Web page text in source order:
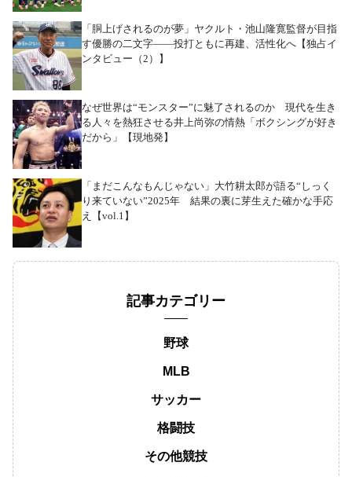
「胴上げされるのが夢」ヤクルト・池山隆寛監督が目指
す優勝の二文字――投打ともに再建、活性化へ【独占イ
ンタビュー（2）】
なぜ世界は“モンスター”に魅了されるのか 現代を生き
る人々を熱狂させる井上尚弥の情熱「ボクシングが好き
だから」【現地発】
「まだこんなもんじゃない」大竹耕太郎が語る“しっく
り来ていない”2025年 結果の裏に芽生えた確かな手応
え【vol.1】
記事カテゴリー
野球
MLB
サッカー
格闘技
その他競技